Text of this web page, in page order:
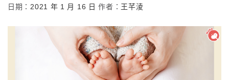
日期： 2021 年 1 月 16 日 作者： 王芊淩